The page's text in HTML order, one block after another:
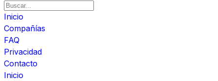
Inicio
Compañías
FAQ
Privacidad
Contacto
Inicio